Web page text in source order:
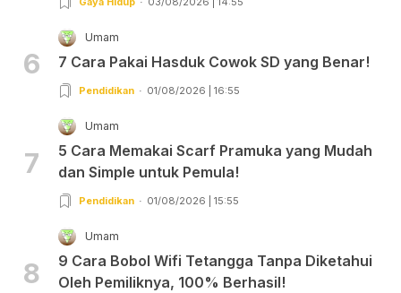
6
Umam
7 Cara Pakai Hasduk Cowok SD yang Benar!
Pendidikan 01/08/2026 | 16:55
7
Umam
5 Cara Memakai Scarf Pramuka yang Mudah
dan Simple untuk Pemula!
Pendidikan 01/08/2026 | 15:55
8
Umam
9 Cara Bobol Wifi Tetangga Tanpa Diketahui
Oleh Pemiliknya, 100% Berhasil!